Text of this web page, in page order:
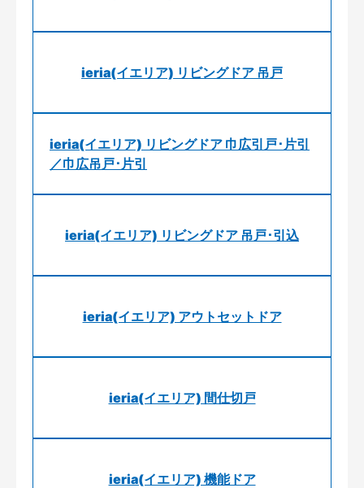
ieria(イエリア) リビングドア 吊戸
ieria(イエリア) リビングドア 巾広引戸･片引
／巾広吊戸･片引
ieria(イエリア) リビングドア 吊戸･引込
ieria(イエリア) アウトセットドア
ieria(イエリア) 間仕切戸
ieria(イエリア) 機能ドア